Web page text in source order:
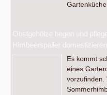
Obstgehölze hegen und
Himbeerspalier domestizieren
Es kommt
eines
vorzufinden.